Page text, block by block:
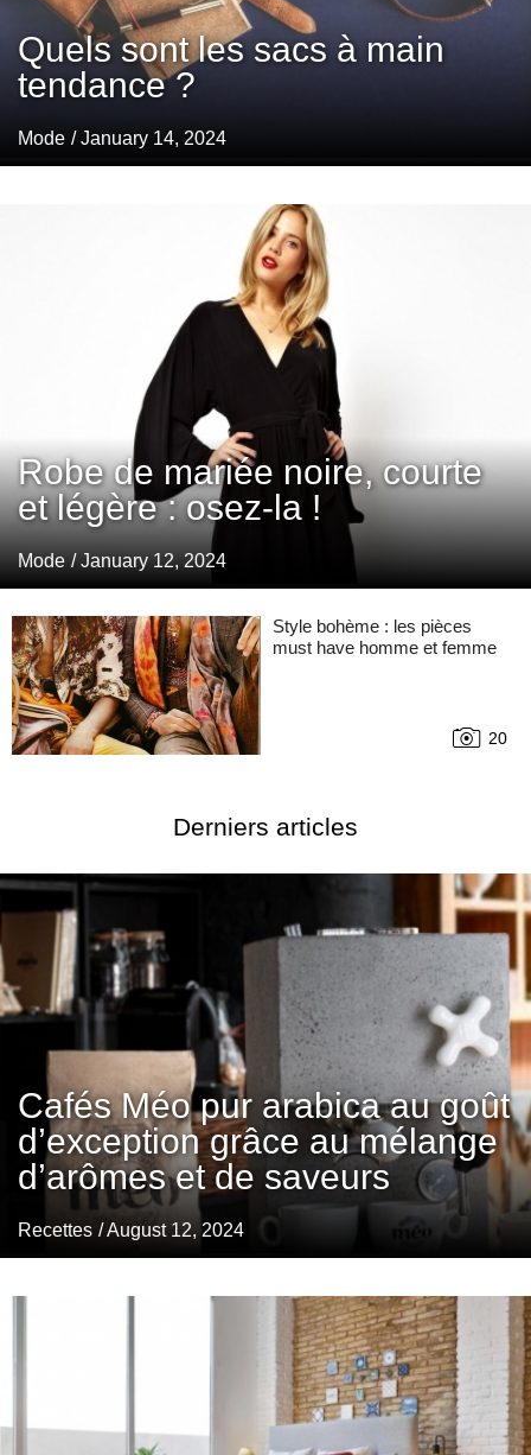
Quels sont les sacs à main
tendance ?
Mode / January 14, 2024
Robe de mariée noire, courte
et légère : osez-la !
Mode / January 12, 2024
Style bohème : les pièces
must have homme et femme
20
Derniers articles
Cafés Méo pur arabica au goût
d’exception grâce au mélange
d’arômes et de saveurs
Recettes / August 12, 2024